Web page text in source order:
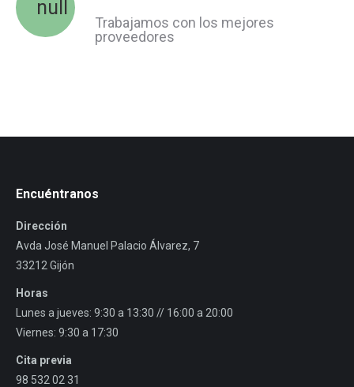
Trabajamos con los mejores
proveedores
Encuéntranos
Dirección
Avda José Manuel Palacio Álvarez, 7
33212 Gijón
Horas
Lunes a jueves: 9:30 a 13:30 // 16:00 a 20:00
Viernes: 9:30 a 17:30
Cita previa
98 532 02 31